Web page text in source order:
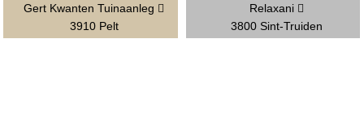
Gert Kwanten Tuinaanleg
3910 Pelt
Relaxani
3800 Sint-Truiden